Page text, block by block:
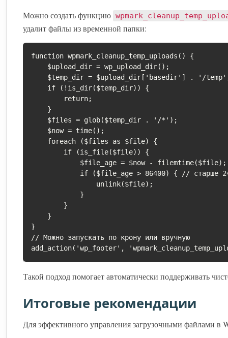
Можно создать функцию
удалит файлы из временной папки:
function wpmark_cleanup_temp_uploads() {
}
// Можно запускать по крону или вручную
add_action('wp_footer',
Такой подход помогает автоматически поддерживать
Итоговые рекомендации
Для эффективного управления загрузочными файлами в